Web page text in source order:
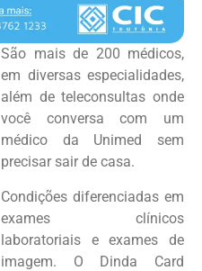
São mais de 200 médicos,
em diversas especialidades,
além de teleconsultas onde
você conversa com um
médico da Unimed sem
precisar sair de casa.
Condições diferenciadas em
exames clínicos
laboratoriais e exames de
imagem. O Dinda Card